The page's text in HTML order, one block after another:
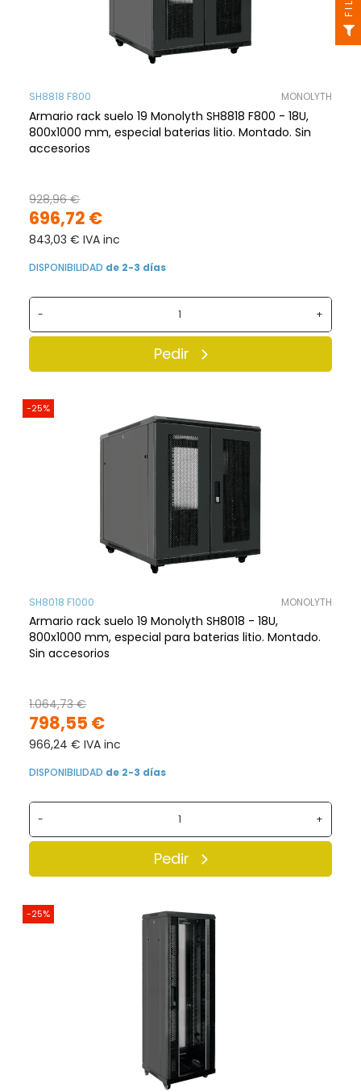
SH8818 F800 MONOLYTH
Armario rack suelo 19 Monolyth SH8818 F800 - 18U,
800x1000 mm, especial baterias litio. Montado. Sin
accesorios
696,72 €
928,96 €
843,03 € IVA inc
DISPONIBILIDAD de 2-3 días
- +
Pedir
-25%
SH8018 F1000 MONOLYTH
Armario rack suelo 19 Monolyth SH8018 - 18U,
800x1000 mm, especial para baterias litio. Montado.
Sin accesorios
798,55 €
1.064,73 €
966,24 € IVA inc
DISPONIBILIDAD de 2-3 días
- +
Pedir
-25%